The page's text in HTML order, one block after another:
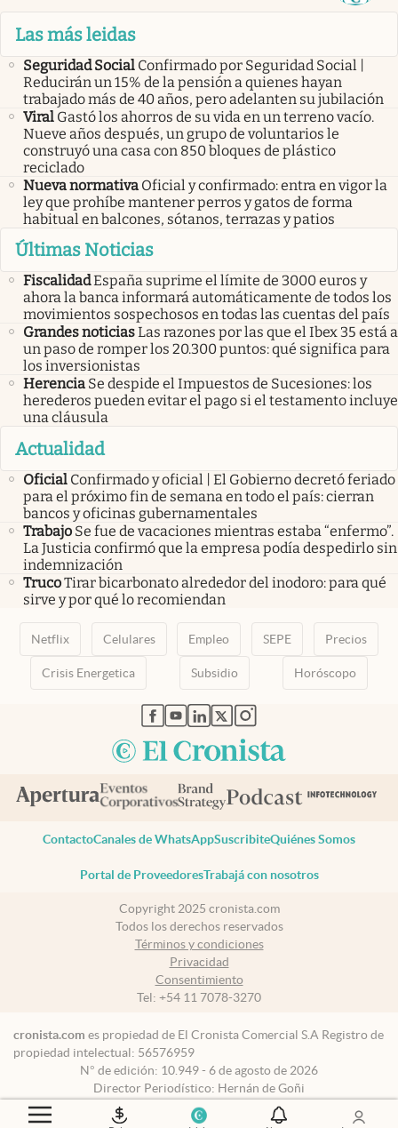
Las más leidas
Seguridad Social Confirmado por Seguridad Social |
Reducirán un 15% de la pensión a quienes hayan
trabajado más de 40 años, pero adelanten su jubilación
Viral Gastó los ahorros de su vida en un terreno vacío.
Nueve años después, un grupo de voluntarios le
construyó una casa con 850 bloques de plástico
reciclado
Nueva normativa Oficial y confirmado: entra en vigor la
ley que prohíbe mantener perros y gatos de forma
habitual en balcones, sótanos, terrazas y patios
Últimas Noticias
FiscalidadEspaña suprime el límite de 3000 euros y
ahora la banca informará automáticamente de todos los
movimientos sospechosos en todas las cuentas del país
Grandes noticiasLas razones por las que el Ibex 35 está a
un paso de romper los 20.300 puntos: qué significa para
los inversionistas
Herencia Se despide el Impuestos de Sucesiones: los
herederos pueden evitar el pago si el testamento incluye
una cláusula
Actualidad
Oficial Confirmado y oficial | El Gobierno decretó feriado
para el próximo fin de semana en todo el país: cierran
bancos y oficinas gubernamentales
Trabajo Se fue de vacaciones mientras estaba “enfermo”.
La Justicia confirmó que la empresa podía despedirlo sin
indemnización
TrucoTirar bicarbonato alrededor del inodoro: para qué
sirve y por qué lo recomiendan
Netflix Celulares Empleo SEPE Precios
Crisis Energetica Subsidio Horóscopo
abre en nueva pestaña
abre en nueva pestaña
abre en nueva pestaña
abre en nueva pestaña
abre en nueva pestaña
ContactoCanales de WhatsAppSuscribiteQuiénes Somos
Portal de ProveedoresTrabajá con nosotros
Copyright 2025 cronista.com
Todos los derechos reservados
Términos y condiciones
Privacidad
Consentimiento
Tel: +54 11 7078-3270
cronista.com es propiedad de El Cronista Comercial S.A Registro de
propiedad intelectual: 56576959
N° de edición: 10.949 - 6 de agosto de 2026
Director Periodístico: Hernán de Goñi